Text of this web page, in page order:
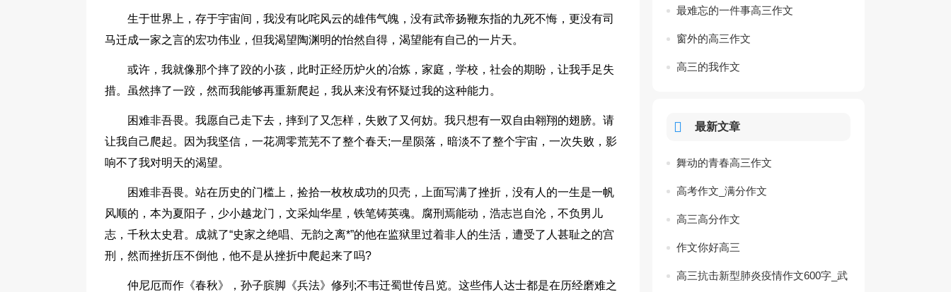
生于世界上，存于宇宙间，我没有叱咤风云的雄伟气魄，没有武帝扬鞭东指的九死不悔，更没有司
马迁成一家之言的宏功伟业，但我渴望陶渊明的怡然自得，渴望能有自己的一片天。
或许，我就像那个摔了跤的小孩，此时正经历炉火的冶炼，家庭，学校，社会的期盼，让我手足失
措。虽然摔了一跤，然而我能够再重新爬起，我从来没有怀疑过我的这种能力。
困难非吾畏。我愿自己走下去，摔到了又怎样，失败了又何妨。我只想有一双自由翱翔的翅膀。请
让我自己爬起。因为我坚信，一花凋零荒芜不了整个春天;一星陨落，暗淡不了整个宇宙，一次失败，影
响不了我对明天的渴望。
困难非吾畏。站在历史的门槛上，捡拾一枚枚成功的贝壳，上面写满了挫折，没有人的一生是一帆
风顺的，本为夏阳子，少小越龙门，文采灿华星，铁笔铸英魂。腐刑焉能动，浩志岂自沦，不负男儿
志，千秋太史君。成就了“史家之绝唱、无韵之离*”的他在监狱里过着非人的生活，遭受了人甚耻之的宫
刑，然而挫折压不倒他，他不是从挫折中爬起来了吗?
仲尼厄而作《春秋》，孙子膑脚《兵法》修列;不韦迁蜀世传吕览。这些伟人达士都是在历经磨难之
最难忘的一件事高三作文
窗外的高三作文
高三的我作文
最新文章
舞动的青春高三作文
高考作文_满分作文
高三高分作文
作文你好高三
高三抗击新型肺炎疫情作文600字_武